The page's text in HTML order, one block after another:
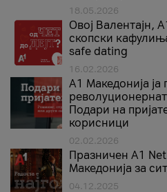
18.05.2026
Овој Валентајн,
скопски
safe dating
16.02.2026
А1 Македонија ја
Подари на
корисници
02.02.2026
Празничен A1
Македонија за
04.12.2025